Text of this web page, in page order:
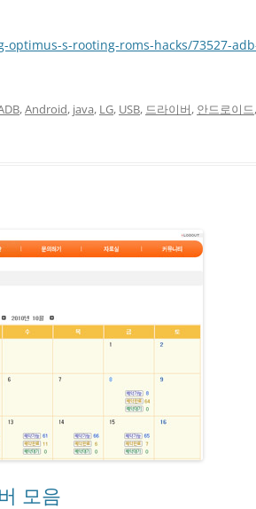
s-rooting-roms-hacks/73527-
,Android, java, LG, USB, 드라이버, 안드로이드,
모음